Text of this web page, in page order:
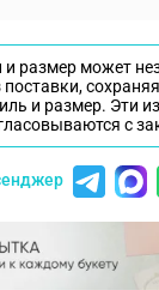
размер может
поставки,
и размер. Эти
с